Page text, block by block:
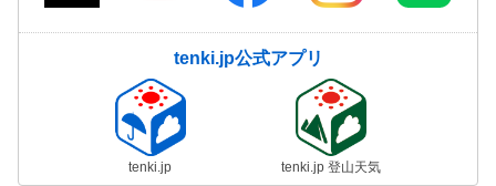
tenki.jp公式アプリ
tenki.jp tenki.jp 登山天気